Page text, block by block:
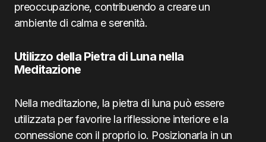
preoccupazione, contribuendo a creare un
ambiente di calma e serenità.
Utilizzo della Pietra di Luna nella
Meditazione
Nella meditazione, la pietra di luna può essere
utilizzata per favorire la riflessione interiore e la
connessione con il proprio io. Posizionarla in un